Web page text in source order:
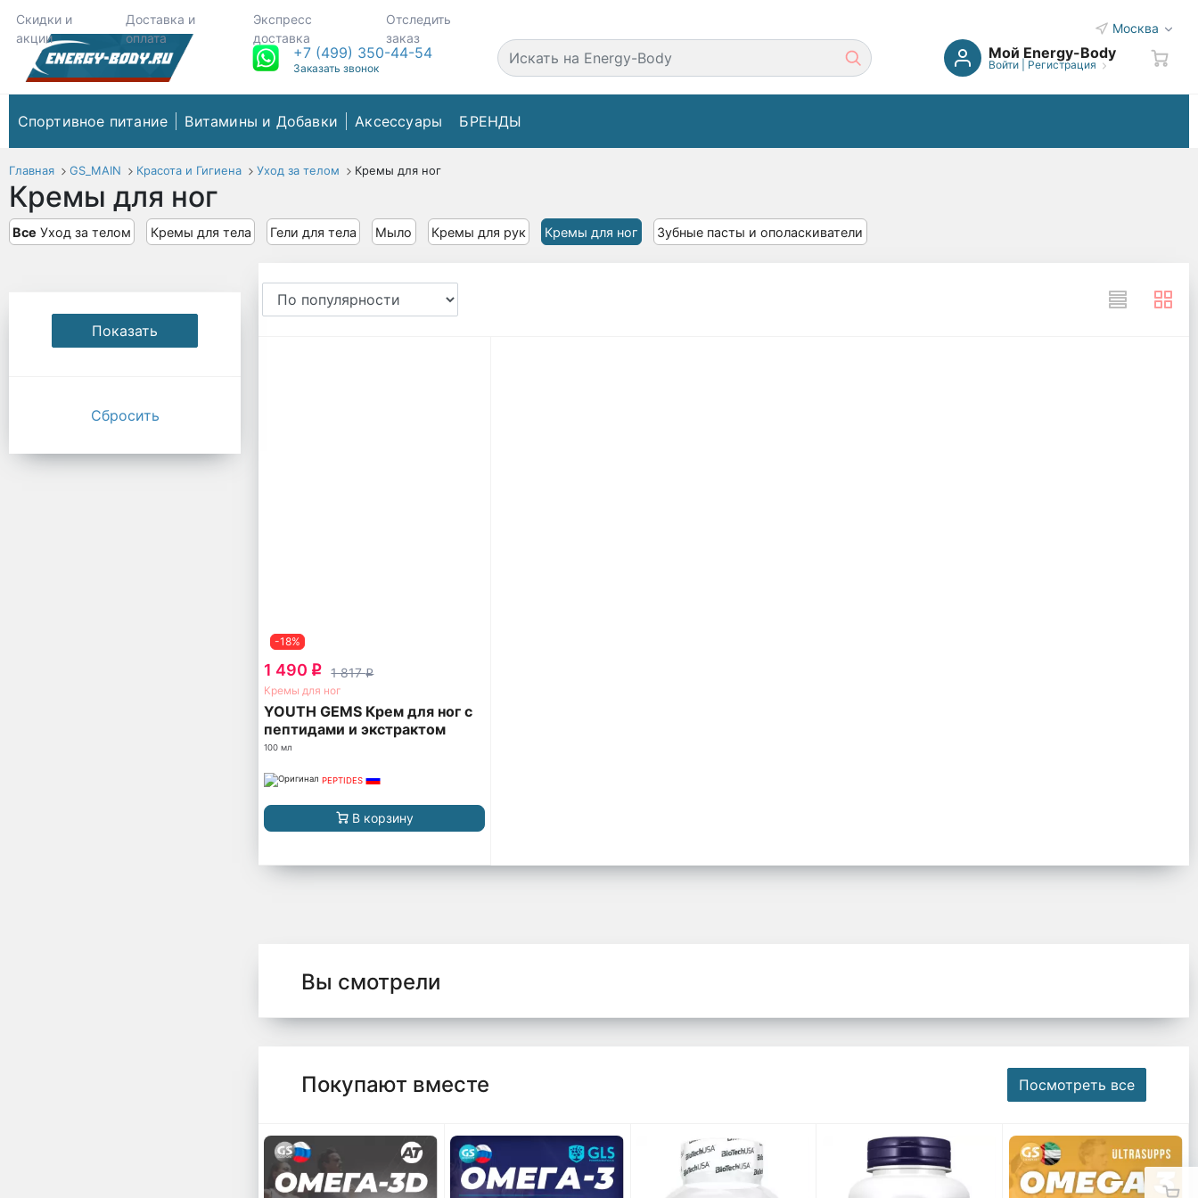
Скидки и
акции
Доставка и
оплата
Экспресс
доставка
Отследить
заказ
Москва
+7 (499) 350-44-54
Заказать звонок
Мой Energy-Body
Войти| Регистрация
Спортивное питание Витамины и Добавки Аксессуары БРЕНДЫ
Главная GS_MAIN Красота и Гигиена Уход за телом Кремы для ног
Кремы для ног
Все Уход за телом Кремы для тела Гели для тела Мыло Кремы для рук Кремы для ног Зубные пасты и ополаскиватели
-18%
1 490 q 1 817q
Кремы для ног
YOUTH GEMS Крем для ног с
пептидами и экстрактом
женьшеня
100 мл
PEPTIDES
В корзину
Вы смотрели
Покупают вместе Посмотреть все
Сбросить